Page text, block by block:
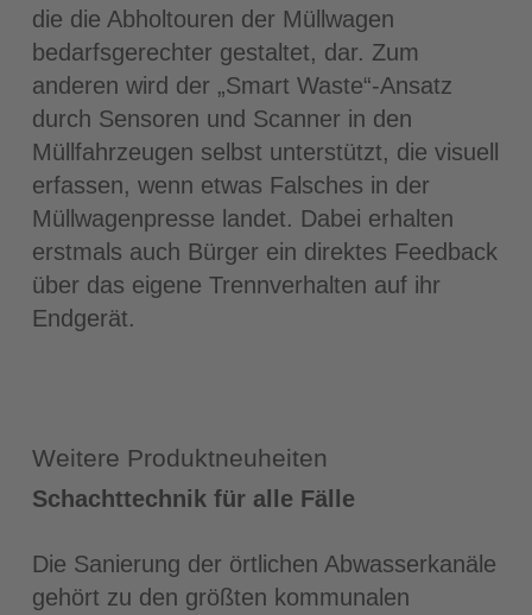
die die Abholtouren der Müllwagen
bedarfsgerechter gestaltet, dar. Zum
anderen wird der „Smart Waste“-Ansatz
durch Sensoren und Scanner in den
Müllfahrzeugen selbst unterstützt, die visuell
erfassen, wenn etwas Falsches in der
Müllwagenpresse landet. Dabei erhalten
erstmals auch Bürger ein direktes Feedback
über das eigene Trennverhalten auf ihr
Endgerät.
Weitere Produktneuheiten
Schachttechnik für alle Fälle
Die Sanierung der örtlichen Abwasserkanäle
gehört zu den größten kommunalen